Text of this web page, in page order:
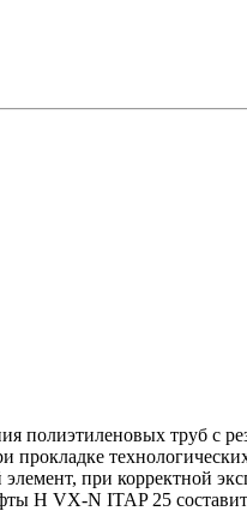
труб с
при корректной
Н VX-N ITAP 25